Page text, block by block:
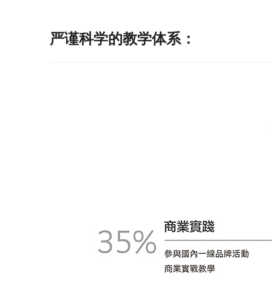
严谨科学的教学体系：